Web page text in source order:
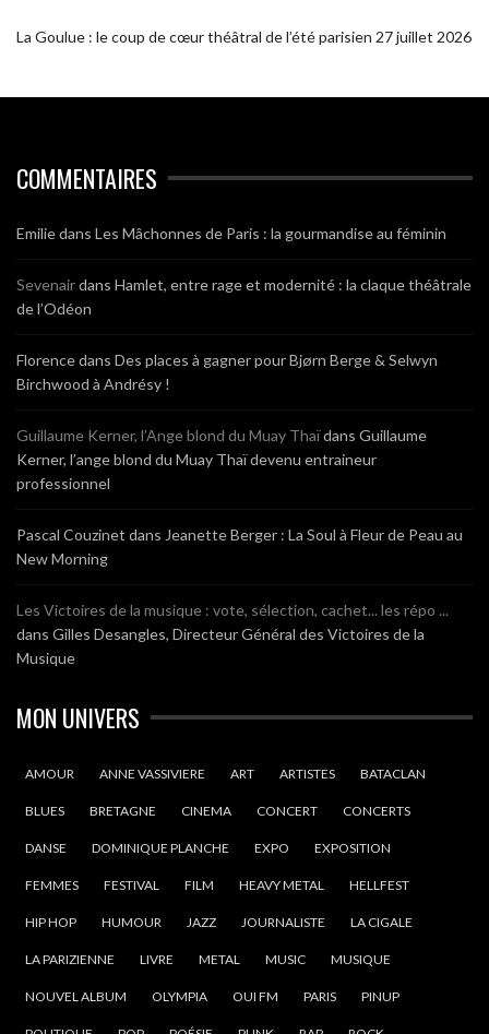
La Goulue : le coup de cœur théâtral de l’été parisien 27 juillet 2026
COMMENTAIRES
Emiliedans Les Mâchonnes de Paris : la gourmandise au féminin
Sevenairdans Hamlet, entre rage et modernité : la claque théâtrale
de l’Odéon
Florencedans Des places à gagner pour Bjørn Berge & Selwyn
Birchwood à Andrésy !
Guillaume Kerner, l’Ange blond du Muay Thaïdans Guillaume
Kerner, l’ange blond du Muay Thaï devenu entraineur
professionnel
Pascal Couzinet dans Jeanette Berger : La Soul à Fleur de Peau au
New Morning
Les Victoires de la musique : vote, sélection, cachet... les répo ...
dans Gilles Desangles, Directeur Général des Victoires de la
Musique
MON UNIVERS
AMOUR ANNE VASSIVIERE ART ARTISTES BATACLAN
BLUES BRETAGNE CINEMA CONCERT CONCERTS
DANSE DOMINIQUE PLANCHE EXPO EXPOSITION
FEMMES FESTIVAL FILM HEAVY METAL HELLFEST
HIP HOP HUMOUR JAZZ JOURNALISTE LA CIGALE
LA PARIZIENNE LIVRE METAL MUSIC MUSIQUE
NOUVEL ALBUM OLYMPIA OUI FM PARIS PINUP